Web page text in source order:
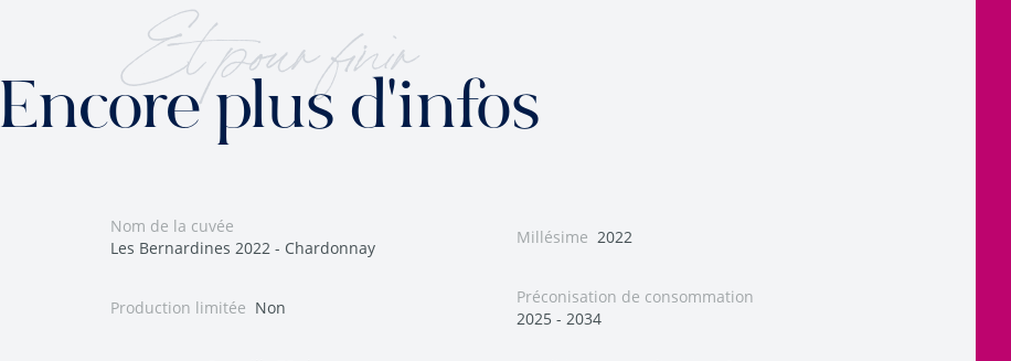
Et pour finir
Encore plus d'infos
Nom de la cuvée
Les Bernardines 2022 - Chardonnay
Millésime 2022
Production limitée Non
Préconisation de consommation
2025 - 2034